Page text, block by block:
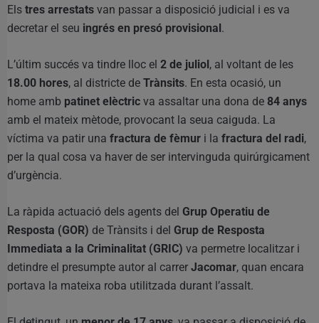
Els tres arrestats van passar a disposició judicial i es va
decretar el seu ingrés en presó provisional.
L’últim succés va tindre lloc el 2 de juliol, al voltant de les
18.00 hores, al districte de Trànsits. En esta ocasió, un
home amb patinet elèctric va assaltar una dona de 84 anys
amb el mateix mètode, provocant la seua caiguda. La
víctima va patir una fractura de fèmur i la fractura del radi,
per la qual cosa va haver de ser intervinguda quirúrgicament
d’urgència.
La ràpida actuació dels agents del Grup Operatiu de
Resposta (GOR) de Trànsits i del Grup de Resposta
Immediata a la Criminalitat (GRIC) va permetre localitzar i
detindre el presumpte autor al carrer Jacomar, quan encara
portava la mateixa roba utilitzada durant l’assalt.